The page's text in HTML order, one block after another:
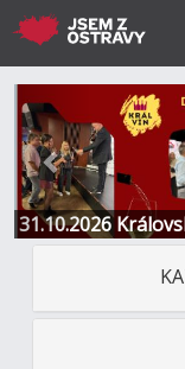
31.10.2026
Restaurace a
Předchozí